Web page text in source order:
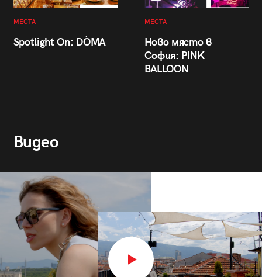
МЕСТА
Spotlight On: DÒMA
МЕСТА
Ново място в
София: PINK
BALLOON
Видео